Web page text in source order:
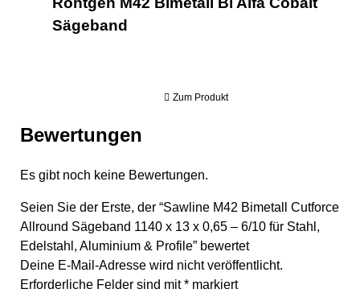
Sägeband
Zum Produkt
Bewertungen
Es gibt noch keine Bewertungen.
Seien Sie der Erste, der “Sawline M42 Bimetall Cutforce
Allround Sägeband 1140 x 13 x 0,65 – 6/10 für Stahl,
Edelstahl, Aluminium & Profile” bewertet
Deine E-Mail-Adresse wird nicht veröffentlicht.
Erforderliche Felder sind mit* markiert